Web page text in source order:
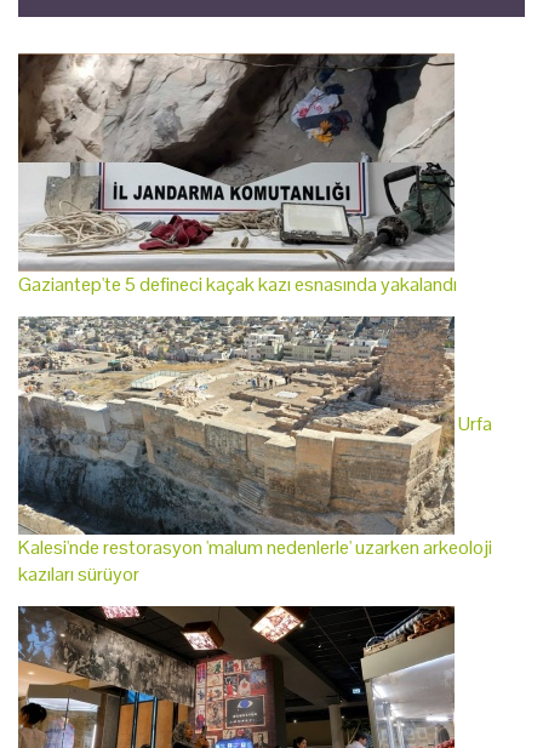
Gaziantep'te 5 defineci kaçak kazı esnasında yakalandı
Urfa
Kalesi'nde restorasyon 'malum nedenlerle' uzarken arkeoloji
kazıları sürüyor